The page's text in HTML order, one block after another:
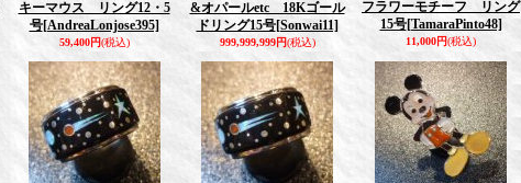
キーマウス リング12・5
号[AndreaLonjose395]
59,400円(税込)
&オパールetc 18Kゴール
ドリング15号[Sonwai11]
999,999,999円(税込)
フラワーモチーフ リング
15号[TamaraPinto48]
11,000円(税込)